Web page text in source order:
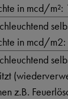
in mcd/
in mcd/
z.B.